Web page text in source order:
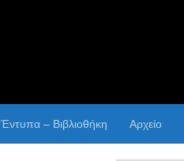
Έντυπα – Βιβλιοθήκη Αρχείο